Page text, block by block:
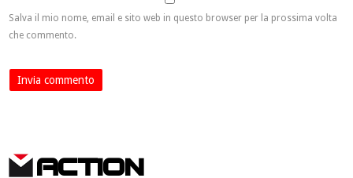
Salva il mio nome, email e sito web in questo browser per la prossima volta
che commento.
ACTION